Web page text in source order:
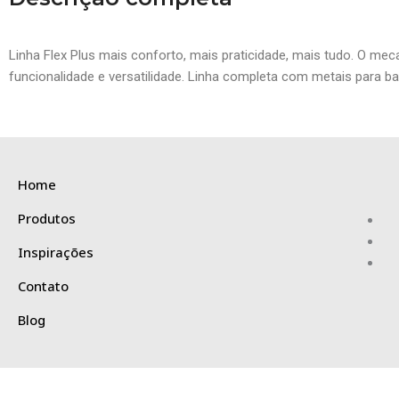
Linha Flex Plus mais conforto, mais praticidade, mais tudo. O
funcionalidade e versatilidade. Linha completa com metais para
Home
Produtos
Inspirações
Contato
Blog